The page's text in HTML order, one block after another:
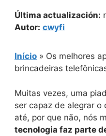
Última actualización:
Autor: cwyfi
Início » Os melhores
brincadeiras
Muitas vezes, uma
ser capaz de alegrar o
até, por que não, nós
tecnologia faz parte